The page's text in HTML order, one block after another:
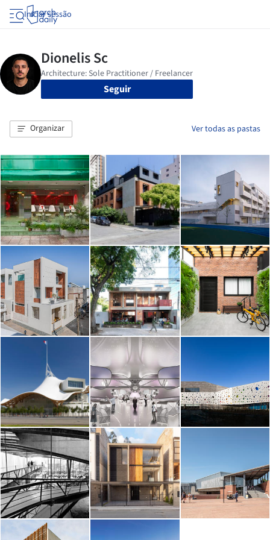
Iniciar sessão
Seguir
Organizar Ver todas as pastas